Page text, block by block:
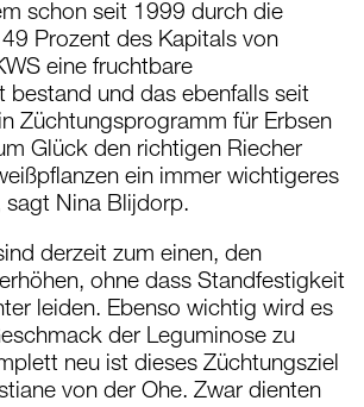
schon seit 1999 durch die
Prozent des Kapitals von
eine fruchtbare
bestand und das ebenfalls seit
Züchtungsprogramm für Erbsen
Glück den richtigen Riecher
ein immer wichtigeres
sagt Nina Blijdorp.
derzeit zum einen, den
ohne dass Standfestigkeit
leiden. Ebenso wichtig wird es
der Leguminose zu
neu ist dieses Züchtungsziel
von der Ohe. Zwar dienten